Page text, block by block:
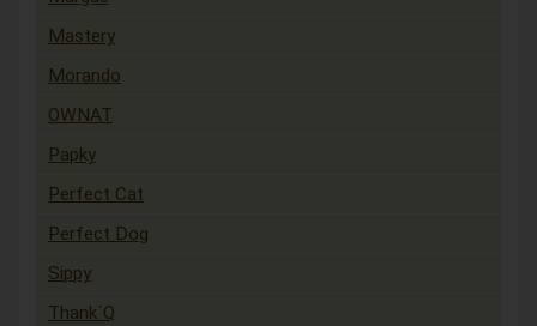
Mastery
Morando
OWNAT
Papky
Perfect Cat
Perfect Dog
Sippy
Thank´Q